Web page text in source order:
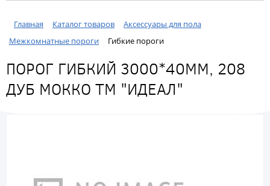
Главная Каталог товаров
Аксессуары для пола
Межкомнатные пороги
Гибкие пороги
ПОРОГ ГИБКИЙ 3000*40ММ, 208
ДУБ МОККО ТМ "ИДЕАЛ"